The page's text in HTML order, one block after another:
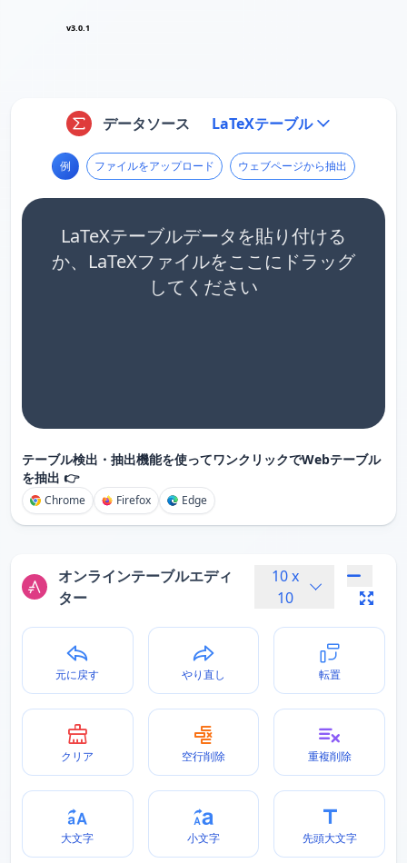
v3.0.1
データソース LaTeXテーブル
例 ファイルをアップロード ウェブページから抽出
LaTeXテーブルデータを貼り付ける
か、LaTeXファイルをここにドラッグ
してください
テーブル検出・抽出機能を使ってワンクリックでWebテーブル
を抽出 👉
Chrome Firefox Edge
オンラインテーブルエディ
ター
10x
10
元に戻す やり直し 転置
クリア 空行削除 重複削除
大文字 小文字 先頭大文字